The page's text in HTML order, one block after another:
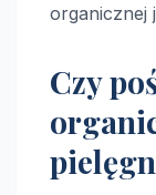
organicznej
Czy